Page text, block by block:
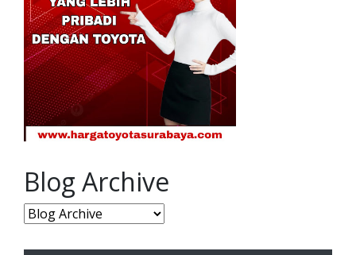
Blog Archive